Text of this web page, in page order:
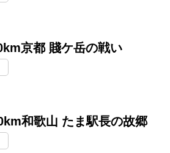
京都 賤ケ岳の戦い
和歌山 たま駅長の故郷